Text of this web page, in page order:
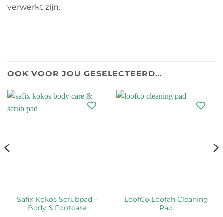
verwerkt zijn.
OOK VOOR JOU GESELECTEERD…
Safix Kokos Scrubpad –
Body & Footcare
LoofCo Loofah Cleaning
Pad